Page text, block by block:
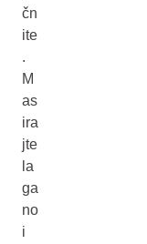
čn
ite
.
M
as
ira
jte
la
ga
no
i